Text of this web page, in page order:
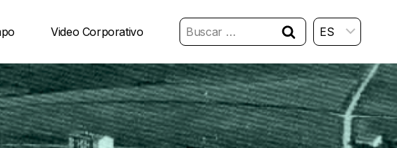
Video Corporativo Buscar: